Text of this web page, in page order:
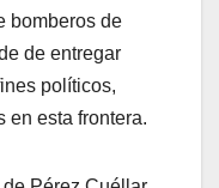
bomberos de
de entregar
políticos,
en esta frontera.